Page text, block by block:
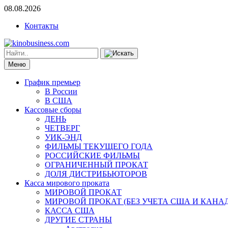
08.08.2026
Контакты
Меню
График премьер
В России
В США
Кассовые сборы
ДЕНЬ
ЧЕТВЕРГ
УИК-ЭНД
ФИЛЬМЫ ТЕКУЩЕГО ГОДА
РОССИЙСКИЕ ФИЛЬМЫ
ОГРАНИЧЕННЫЙ ПРОКАТ
ДОЛЯ ДИСТРИБЬЮТОРОВ
Касса мирового проката
МИРОВОЙ ПРОКАТ
МИРОВОЙ ПРОКАТ (БЕЗ УЧЕТА США И
КАССА США
ДРУГИЕ СТРАНЫ